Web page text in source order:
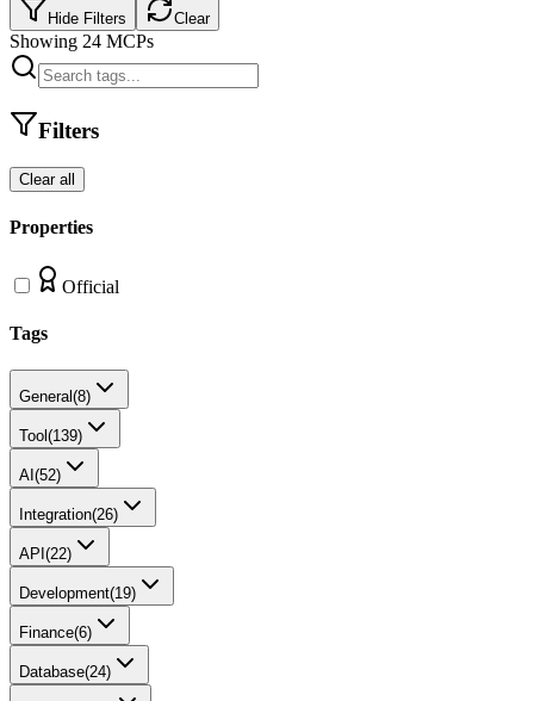
Hide Filters Clear
Showing 24 MCPs
Filters
Clear all
Properties
Official
Tags
General(8)
Tool (139)
AI (52)
Integration(26)
API (22)
Development(19)
Finance(6)
Database(24)